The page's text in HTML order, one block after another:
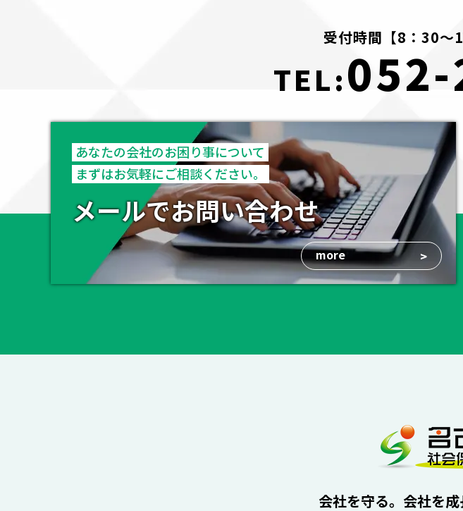
受付時間【8：30～
TEL:
あなたの会社のお困り事について
まずはお気軽にご相談ください。
メールでお問い合わせ
more >
会社を守る。会社を成